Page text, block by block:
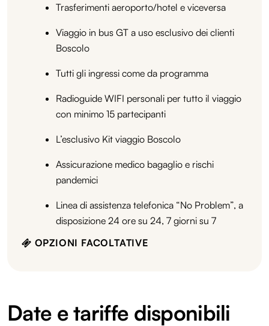
Trasferimenti aeroporto/hotel e viceversa
Viaggio in bus GT a uso esclusivo dei clienti
Boscolo
Tutti gli ingressi come da programma
Radioguide WIFI personali per tutto il viaggio
con minimo 15 partecipanti
L’esclusivo Kit viaggio Boscolo
Assicurazione medico bagaglio e rischi
pandemici
Linea di assistenza telefonica “No Problem”, a
disposizione 24 ore su 24, 7 giorni su 7
OPZIONI FACOLTATIVE
Date e tariffe disponibili